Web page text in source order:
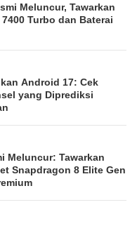
Meluncur, Tawarkan
Turbo dan Baterai
Android 17: Cek
yang Diprediksi
Meluncur: Tawarkan
Snapdragon 8 Elite Gen